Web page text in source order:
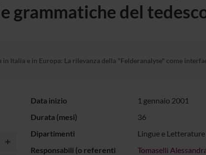
grammatiche del
Italia e in Europa: La rilevanza della "Felderanalyse" come
Data inizio
1 gennaio 2001
Durata (mesi)
36
Dipartimenti
Lingue e
Responsabili (o referenti
Tomaselli